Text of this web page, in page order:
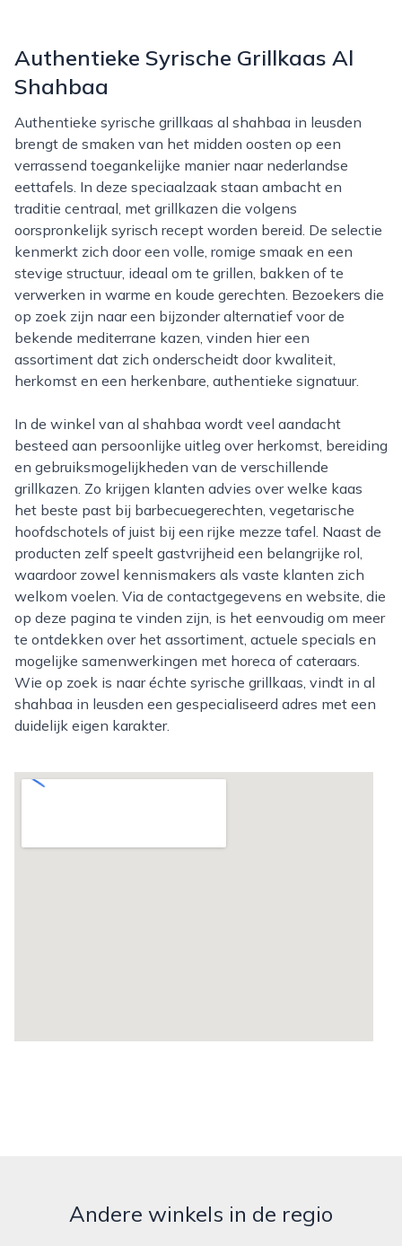
Authentieke Syrische Grillkaas Al
Shahbaa
Authentieke syrische grillkaas al shahbaa in leusden
brengt de smaken van het midden oosten op een
verrassend toegankelijke manier naar nederlandse
eettafels. In deze speciaalzaak staan ambacht en
traditie centraal, met grillkazen die volgens
oorspronkelijk syrisch recept worden bereid. De selectie
kenmerkt zich door een volle, romige smaak en een
stevige structuur, ideaal om te grillen, bakken of te
verwerken in warme en koude gerechten. Bezoekers die
op zoek zijn naar een bijzonder alternatief voor de
bekende mediterrane kazen, vinden hier een
assortiment dat zich onderscheidt door kwaliteit,
herkomst en een herkenbare, authentieke signatuur.
In de winkel van al shahbaa wordt veel aandacht
besteed aan persoonlijke uitleg over herkomst, bereiding
en gebruiksmogelijkheden van de verschillende
grillkazen. Zo krijgen klanten advies over welke kaas
het beste past bij barbecuegerechten, vegetarische
hoofdschotels of juist bij een rijke mezze tafel. Naast de
producten zelf speelt gastvrijheid een belangrijke rol,
waardoor zowel kennismakers als vaste klanten zich
welkom voelen. Via de contactgegevens en website, die
op deze pagina te vinden zijn, is het eenvoudig om meer
te ontdekken over het assortiment, actuele specials en
mogelijke samenwerkingen met horeca of cateraars.
Wie op zoek is naar échte syrische grillkaas, vindt in al
shahbaa in leusden een gespecialiseerd adres met een
duidelijk eigen karakter.
Andere winkels in de regio